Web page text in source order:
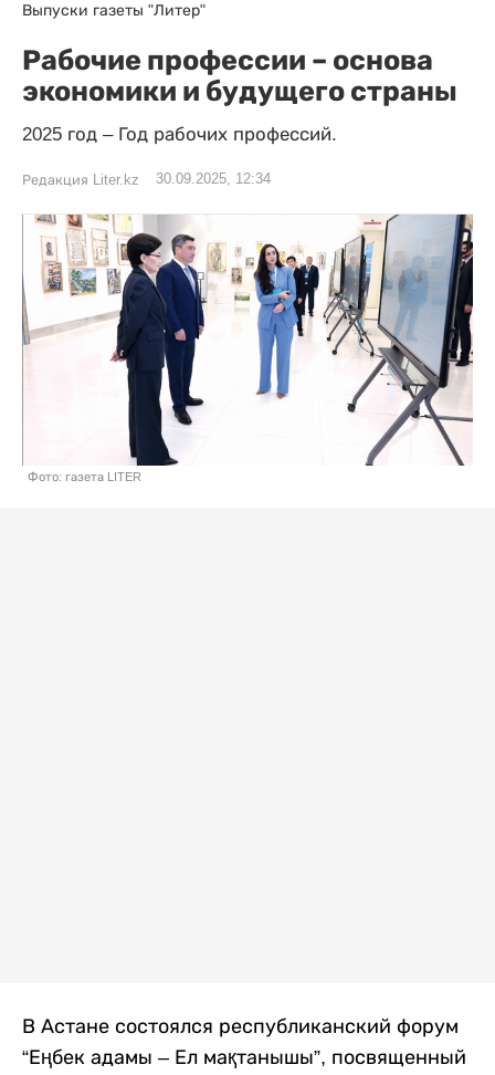
Выпуски газеты "Литер"
Рабочие профессии – основа
экономики и будущего страны
2025 год – Год рабочих профессий.
Редакция Liter.kz 30.09.2025, 12:34
Фото: газета LITER
В Астане состоялся республиканский форум
“Еңбек адамы – Ел мақтанышы”, посвященный